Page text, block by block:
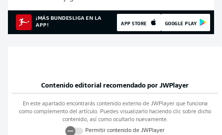
¡MÁS BUNDESLIGA EN LA
APP!
APP STORE GOOGLE PLAY
Contenido editorial recomendado por JWPlayer
En este apartado encontrarás contenido externo de JWPlayerque funciona
como complemento del artículo. Puedes visualizarlo haciendo clic sobre dicho
contenido, así como ocultarlo nuevamente.
Permitir contenido de JWPlayer